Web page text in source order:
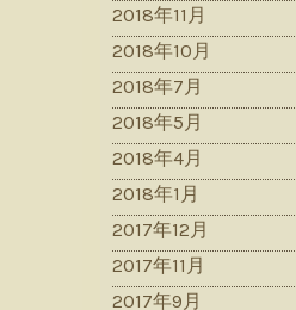
2018年11月
2018年10月
2018年7月
2018年5月
2018年4月
2018年1月
2017年12月
2017年11月
2017年9月